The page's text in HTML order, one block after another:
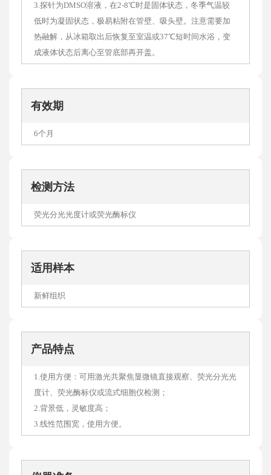
3.探针为DMSO溶液，在2-8℃时是固体状态，冬季气温较
低时为凝固状态，极易粘附在管壁、吸头壁。注意需要加
热融解，从冰箱取出后恢复至室温或37℃短时间水浴，变
成液体状态后离心至管底部再开盖。
有效期
6个月
检测方法
荧光分光光度计或荧光酶标仪
适用样本
新鲜组织
产品特点
1.使用方便：可用激光共聚焦显微镜直接观察、荧光分光光
度计、荧光酶标仪或流式细胞仪检测；
2.背景低，灵敏度高；
3.线性范围宽，使用方便。